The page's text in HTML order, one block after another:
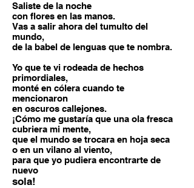
Saliste de la noche
con flores en las manos.
Vas a salir ahora del tumulto del
mundo,
de la babel de lenguas que te nombra.
Yo que te vi rodeada de hechos
primordiales,
monté en cólera cuando te
mencionaron
en oscuros callejones.
¡Cómo me gustaría que una ola fresca
cubriera mi mente,
que el mundo se trocara en hoja seca
o en un vilano al viento,
para que yo pudiera encontrarte de
nuevo
sola!